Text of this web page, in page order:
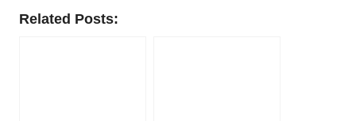
Related Posts: